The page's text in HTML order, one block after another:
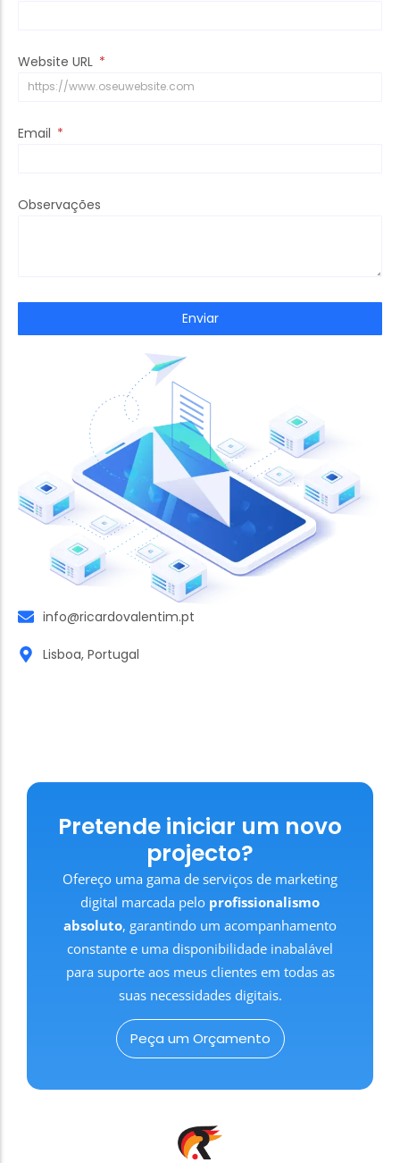
Website URL
Email
Observações
Enviar
info@ricardovalentim.pt
Lisboa, Portugal
Pretende iniciar um novo
projecto?
Ofereço uma gama de serviços de marketing
digital marcada pelo profissionalismo
absoluto, garantindo um acompanhamento
constante e uma disponibilidade inabalável
para suporte aos meus clientes em todas as
suas necessidades digitais.
Peça um Orçamento